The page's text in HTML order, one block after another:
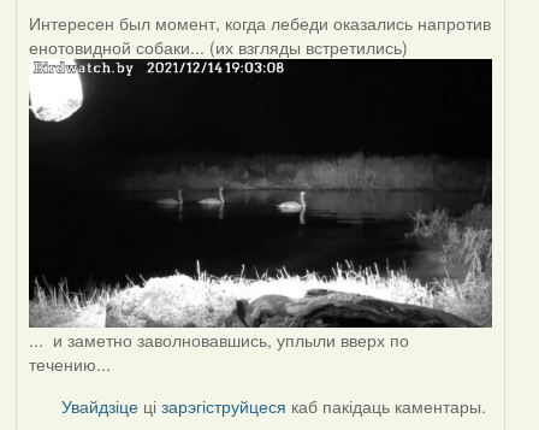
Интересен был момент, когда лебеди оказались напротив
енотовидной собаки... (их взгляды встретились)
... и заметно заволновавшись, уплыли вверх по
течению...
Увайдзіце цізарэгіструйцеся каб пакідаць каментары.